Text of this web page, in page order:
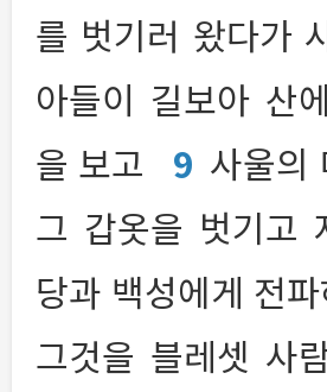
를 벗기러 왔다가
아들이 길보아 산
을 보고
9 사울의
그 갑옷을 벗기고
당과 백성에게 전
그것을 블레셋 사